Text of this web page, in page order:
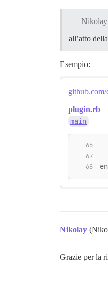
all’atto
Esempio:
github.com/
plugin.rb
main
Nikolay
Grazie per la